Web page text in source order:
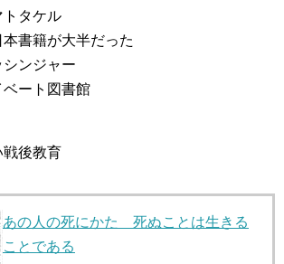
トタケル
書籍が大半だった
ンジャー
ート図書館
戦後教育
あの人の死にかた 死ぬことは生きる
ことである